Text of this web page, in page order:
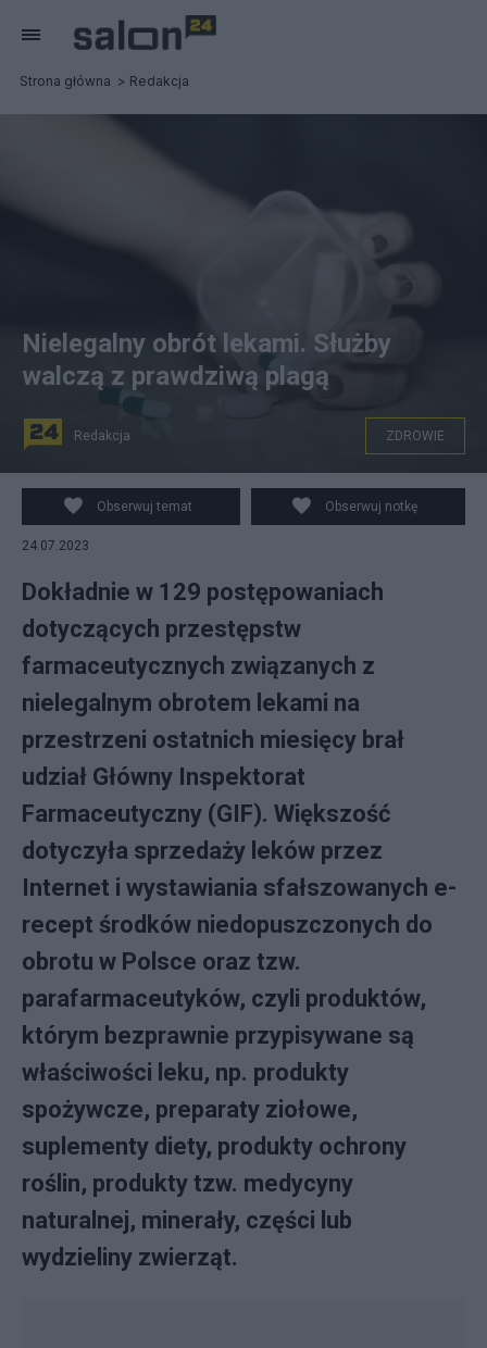
Strona główna Redakcja
Nielegalny obrót lekami. Służby walczą z prawdziwą
plagą. Fot. Pixabay
Nielegalny obrót lekami. Służby
walczą z prawdziwą plagą
Redakcja ZDROWIE
Obserwuj temat Obserwuj notkę
24.07.2023
Dokładnie w 129 postępowaniach
dotyczących przestępstw
farmaceutycznych związanych z
nielegalnym obrotem lekami na
przestrzeni ostatnich miesięcy brał
udział Główny Inspektorat
Farmaceutyczny (GIF). Większość
dotyczyła sprzedaży leków przez
Internet i wystawiania sfałszowanych e-
recept środków niedopuszczonych do
obrotu w Polsce oraz tzw.
parafarmaceutyków, czyli produktów,
którym bezprawnie przypisywane są
właściwości leku, np. produkty
spożywcze, preparaty ziołowe,
suplementy diety, produkty ochrony
roślin, produkty tzw. medycyny
naturalnej, minerały, części lub
wydzieliny zwierząt.